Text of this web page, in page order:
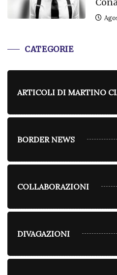
CATEGORIE
ARTICOLI DI MARTINO
BORDER NEWS
COLLABORAZIONI
DIVAGAZIONI